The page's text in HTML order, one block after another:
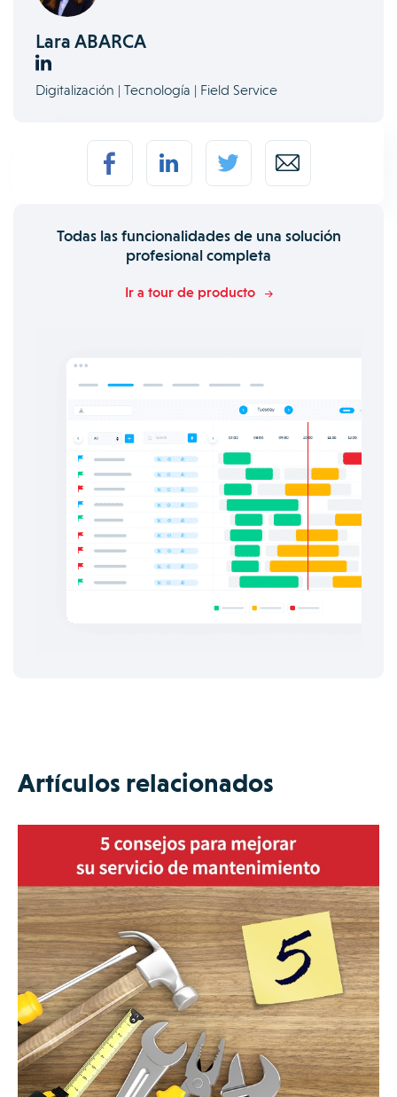
Lara ABARCA
Digitalización | Tecnología | Field Service
Todas las funcionalidades de una solución
profesional completa
Ir a tour de producto
Artículos relacionados